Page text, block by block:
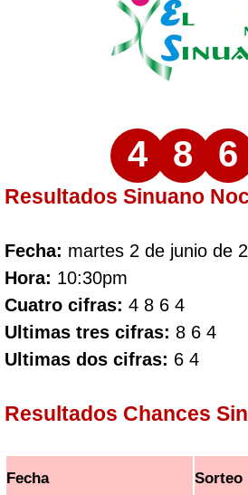
4 8 6
Resultados Sinuano
Fecha: martes 2 de junio de
Hora: 10:30pm
Cuatro cifras: 4 8 6 4
Ultimas tres cifras: 8 6 4
Ultimas dos cifras: 6 4
Resultados Chances
Fecha Sorteo